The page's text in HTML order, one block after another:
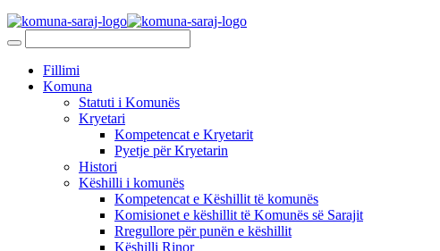
Fillimi
Komuna
Statuti i Komunës
Kryetari
Kompetencat e Kryetarit
Pyetje për Kryetarin
Histori
Këshilli i komunës
Kompetencat e Këshillit të komunës
Komisionet e këshillit të Komunës së Sarajit
Rregullore për punën e këshillit
Këshilli Rinor